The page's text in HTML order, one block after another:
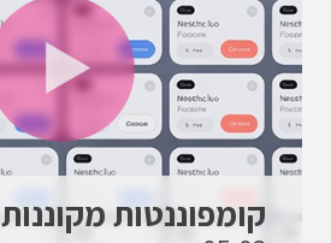
קומפוננטות מקוננות